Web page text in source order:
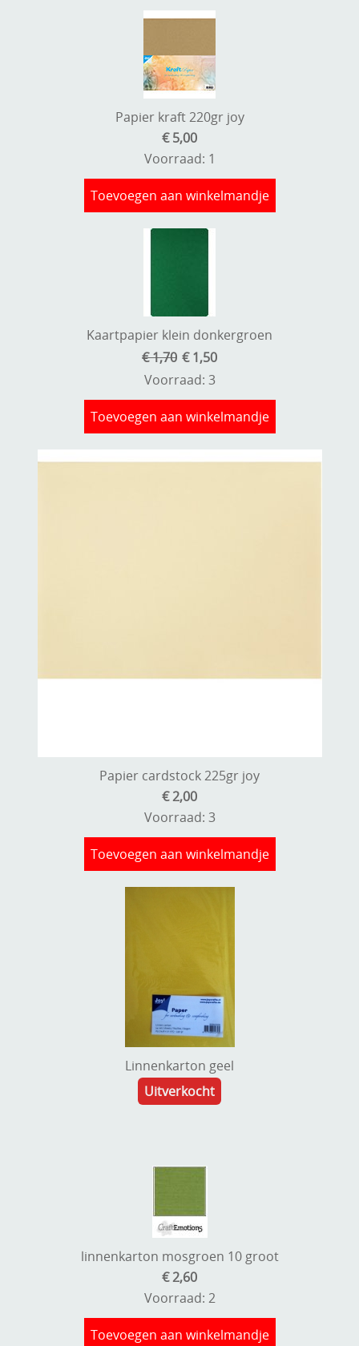
Papier kraft 220gr joy
€ 5,00
Voorraad: 1
Toevoegen aan winkelmandje
Kaartpapier klein donkergroen
€ 1,70 € 1,50
Voorraad: 3
Toevoegen aan winkelmandje
Papier cardstock 225gr joy
€ 2,00
Voorraad: 3
Toevoegen aan winkelmandje
Linnenkarton geel
Uitverkocht
linnenkarton mosgroen 10 groot
€ 2,60
Voorraad: 2
Toevoegen aan winkelmandje